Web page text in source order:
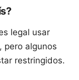
legal usar
pero algunos
restringidos.